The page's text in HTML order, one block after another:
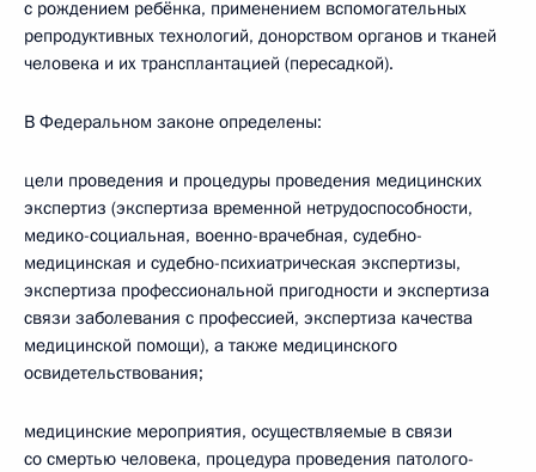
с рождением ребёнка, применением вспомогательных
репродуктивных технологий, донорством органов и тканей
человека и их трансплантацией (пересадкой).
В Федеральном законе определены:
цели проведения и процедуры проведения медицинских
экспертиз (экспертиза временной нетрудоспособности,
медико-социальная, военно-врачебная, судебно-
медицинская и судебно-психиатрическая экспертизы,
экспертиза профессиональной пригодности и экспертиза
связи заболевания с профессией, экспертиза качества
медицинской помощи), а также медицинского
освидетельствования;
медицинские мероприятия, осуществляемые в связи
со смертью человека, процедура проведения патолого-